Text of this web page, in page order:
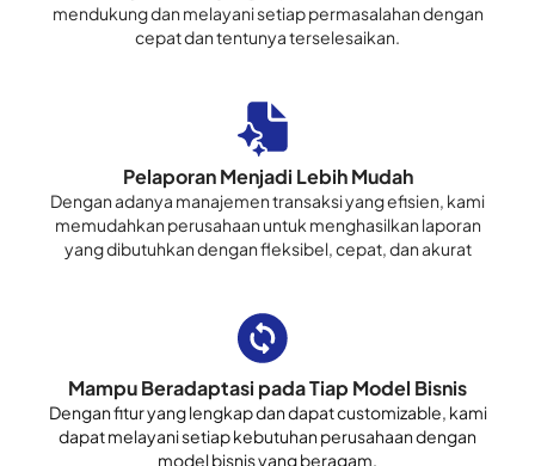
mendukung dan melayani setiap permasalahan dengan
cepat dan tentunya terselesaikan.
Pelaporan Menjadi Lebih Mudah
Dengan adanya manajemen transaksi yang efisien, kami
memudahkan perusahaan untuk menghasilkan laporan
yang dibutuhkan dengan fleksibel, cepat, dan akurat
Mampu Beradaptasi pada Tiap Model Bisnis
Dengan fitur yang lengkap dan dapat customizable, kami
dapat melayani setiap kebutuhan perusahaan dengan
model bisnis yang beragam.